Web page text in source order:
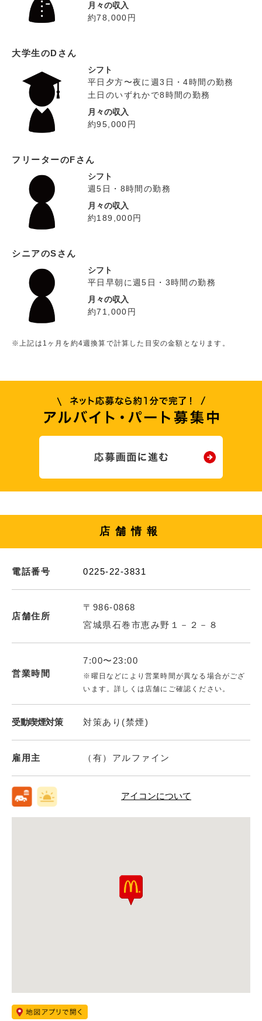
月々の収入
約78,000円
大学生のDさん
シフト
平日夕方〜夜に週3日・4時間の勤務
土日のいずれかで8時間の勤務
月々の収入
約95,000円
フリーターのFさん
シフト
週5日・8時間の勤務
月々の収入
約189,000円
シニアのSさん
シフト
平日早朝に週5日・3時間の勤務
月々の収入
約71,000円
※上記は1ヶ月を約4週換算で計算した目安の金額となります。
店舗情報
電話番号 0225-22-3831
店舗住所
〒986-0868
宮城県石巻市恵み野１－２－８
営業時間
7:00〜23:00
※曜日などにより営業時間が異なる場合がござ
います。詳しくは店舗にご確認ください。
受動喫煙対策 対策あり(禁煙)
雇用主 （有）アルファイン
アイコンについて